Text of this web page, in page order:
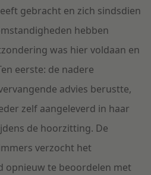
gebracht en zich sindsdien
hebben
was hier voldaan en
eerste: de nadere
advies berustte,
zelf aangeleverd in haar
de hoorzitting. De
verzocht het
opnieuw te beoordelen met